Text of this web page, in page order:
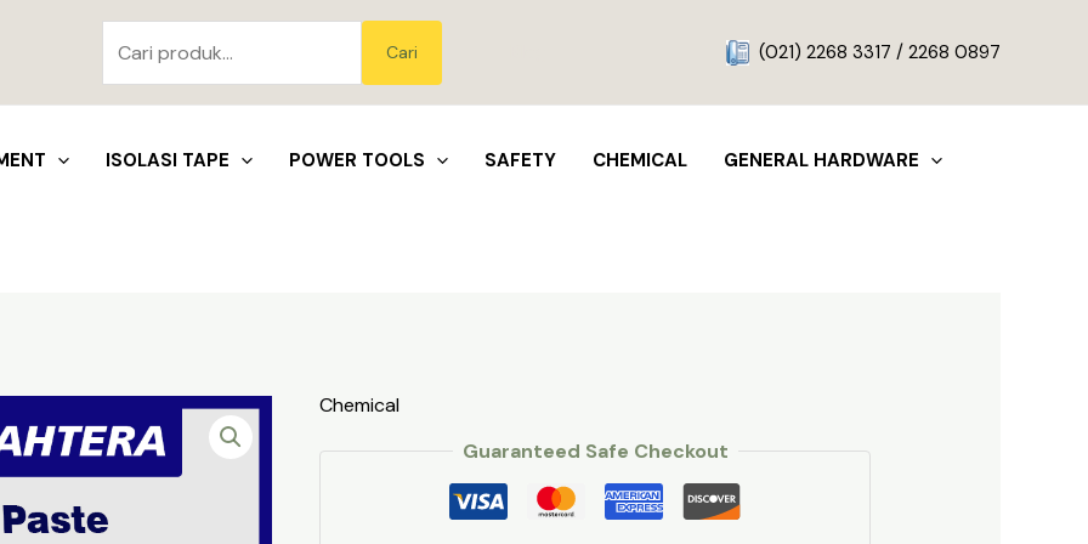
untuk:
Cari (021) 2268 3317 / 2268 0897
ISOLASI TAPE POWER TOOLS SAFETY CHEMICAL GENERAL HARDWARE
Chemical
Guaranteed Safe Checkout